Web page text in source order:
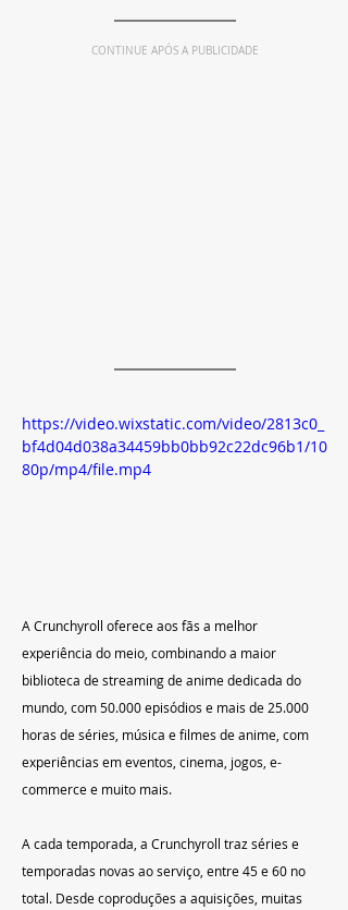
CONTINUE APÓS A PUBLICIDADE
https://video.wixstatic.com/video/2813c0_
bf4d04d038a34459bb0bb92c22dc96b1/10
80p/mp4/file.mp4
A Crunchyroll oferece aos fãs a melhor
experiência do meio, combinando a maior
biblioteca de streaming de anime dedicada do
mundo, com 50.000 episódios e mais de 25.000
horas de séries, música e filmes de anime, com
experiências em eventos, cinema, jogos, e-
commerce e muito mais.
A cada temporada, a Crunchyroll traz séries e
temporadas novas ao serviço, entre 45 e 60 no
total. Desde coproduções a aquisições, muitas